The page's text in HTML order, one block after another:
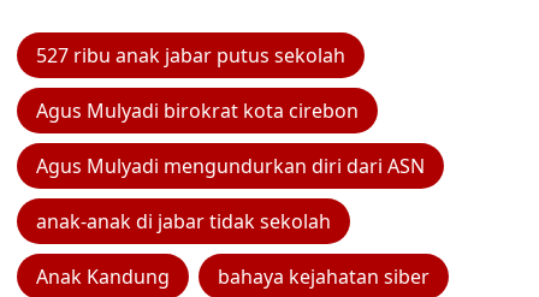
527 ribu anak jabar putus sekolah
Agus Mulyadi birokrat kota cirebon
Agus Mulyadi mengundurkan diri dari ASN
anak-anak di jabar tidak sekolah
Anak Kandung bahaya kejahatan siber